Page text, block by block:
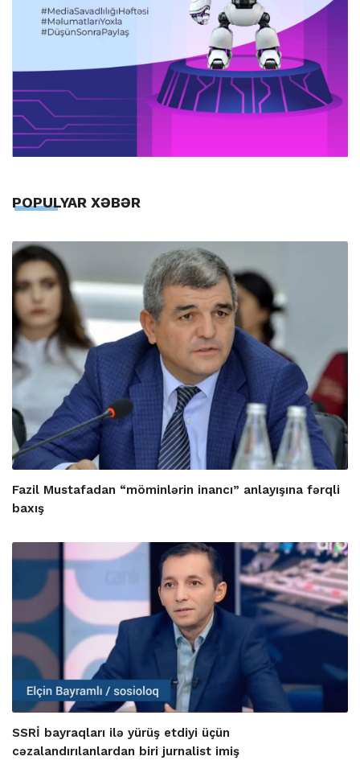
POPULYAR XƏBƏR
Fazil Mustafadan “möminlərin inancı” anlayışına fərqli
baxış
SSRİ bayraqları ilə yürüş etdiyi üçün
cəzalandırılanlardan biri jurnalist imiş